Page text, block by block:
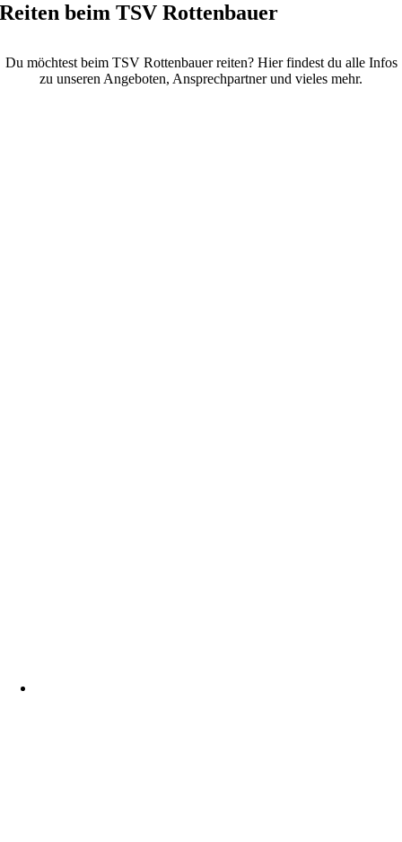
Reiten beim TSV Rottenbauer
Du möchtest beim TSV Rottenbauer reiten? Hier findest du alle Infos
zu unseren Angeboten, Ansprechpartner und vieles mehr.